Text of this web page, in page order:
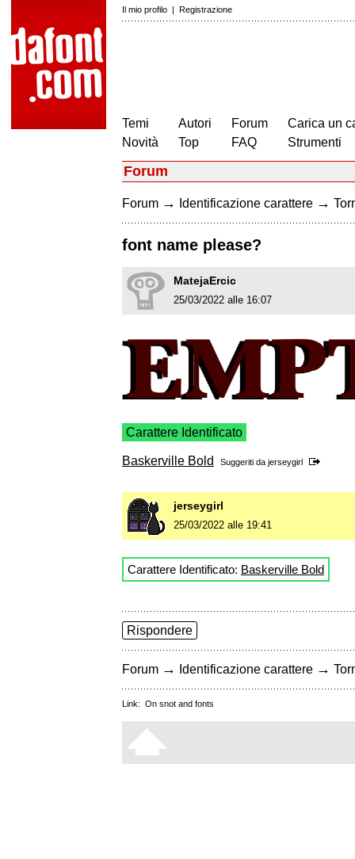
Il mio profilo | Registrazione
Temi
Novità
Autori
Top
Forum
FAQ
Carica un
Strumenti
Forum
Forum → Identificazione carattere →
font name please?
MatejaErcic
25/03/2022 alle 16:07
Carattere Identificato
Baskerville Bold Suggeriti da jerseygirl
jerseygirl
25/03/2022 alle 19:41
Carattere Identificato: Baskerville Bold
Rispondere
Forum → Identificazione carattere →
Link: On snot and fonts